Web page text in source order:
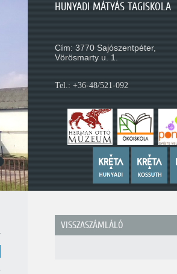
SAJÓSZENTPÉTERI KOSSUTH
Cím: 3770 Sajószentpéter,
Kossuth L. út 195.
Tel.: +36-48/521-088
HUNYADI MÁTYÁS TAGISKOLA
Cím: 3770 Sajószentpéter,
Vörösmarty u. 1.
Tel.: +36-48/521-092
MÓRA FERENC TAGISKOLA
Cím: 3770 Sajószentpéter,
Móra Ferenc u. 1.
Tel.: +36-48/521-080
3
VISSZASZÁMLÁLÓ